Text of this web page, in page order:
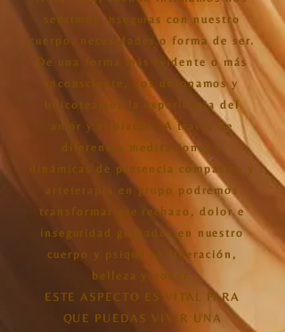
sentimos inseguras con nuestro
cuerpo, necesidades o forma de ser.
De una forma más evidente o más
inconsciente, nos detonamos y
boicoteamos la experiencia del
amor y el placer. A través de
diferentes meditaciones y
dinámicas de presencia compasiva y
arteterapia en grupo podremos
transformar ese rechazo, dolor e
inseguridad grabados en nuestro
cuerpo y psique en liberación,
belleza y poder.
ESTE ASPECTO ES VITAL PARA
QUE PUEDAS VIVIR UNA